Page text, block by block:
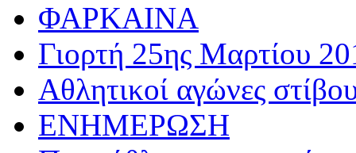
ΦΑΡΚΑΙΝΑ
Γιορτή 25ης Μαρτίου
Αθλητικoί αγώνες
ΕΝΗΜΕΡΩΣΗ